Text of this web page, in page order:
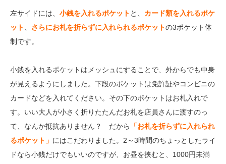
左サイドには、 小銭を入れるポケット と、 カード類を入れるポケ
ット、 さらにお札を折らずに入れられるポケットの3ポケット体
制です。
小銭を入れるポケットはメッシュにすることで、外からでも中身
が見えるようにしました。下段のポケットは免許証やコンビニの
カードなどを入れてください。その下のポケットはお札入れで
す。いい大人が小さく折りたたんだお札を店員さんに渡すのっ
て、なんか抵抗ありません？ だから
「お札を折らずに入れられ
るポケット」 にはこだわりました。2～3時間のちょっとしたライ
ドなら小銭だけでもいいのですが、お昼を挟むと、1000円未満